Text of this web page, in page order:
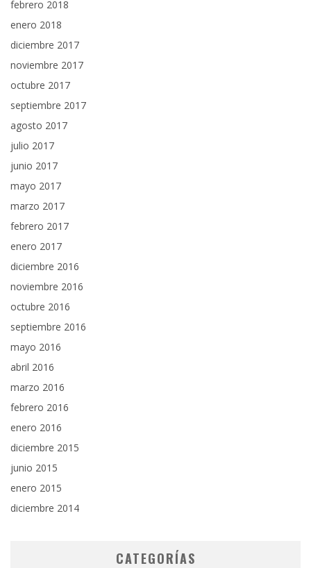
febrero 2018
enero 2018
diciembre 2017
noviembre 2017
octubre 2017
septiembre 2017
agosto 2017
julio 2017
junio 2017
mayo 2017
marzo 2017
febrero 2017
enero 2017
diciembre 2016
noviembre 2016
octubre 2016
septiembre 2016
mayo 2016
abril 2016
marzo 2016
febrero 2016
enero 2016
diciembre 2015
junio 2015
enero 2015
diciembre 2014
CATEGORÍAS